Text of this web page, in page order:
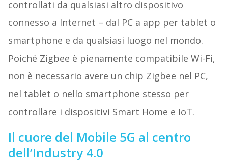
controllati da qualsiasi altro dispositivo
connesso a Internet – dal PC a app per tablet o
smartphone e da qualsiasi luogo nel mondo.
Poiché Zigbee è pienamente compatibile Wi-Fi,
non è necessario avere un chip Zigbee nel PC,
nel tablet o nello smartphone stesso per
controllare i dispositivi Smart Home e IoT.
Il cuore del Mobile 5G al centro
dell’Industry 4.0